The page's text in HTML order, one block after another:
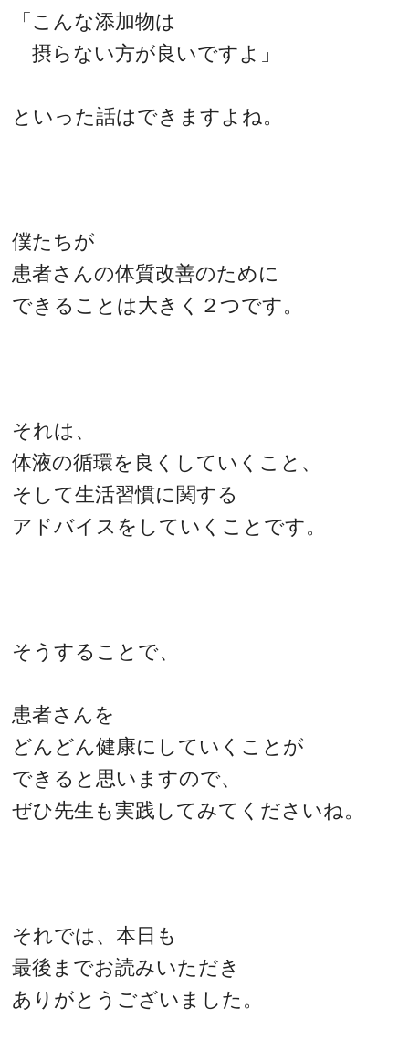
「こんな添加物は
摂らない方が良いですよ」
といった話はできますよね。
僕たちが
患者さんの体質改善のために
できることは大きく２つです。
それは、
体液の循環を良くしていくこと、
そして生活習慣に関する
アドバイスをしていくことです。
そうすることで、
患者さんを
どんどん健康にしていくことが
できると思いますので、
ぜひ先生も実践してみてくださいね。
それでは、本日も
最後までお読みいただき
ありがとうございました。